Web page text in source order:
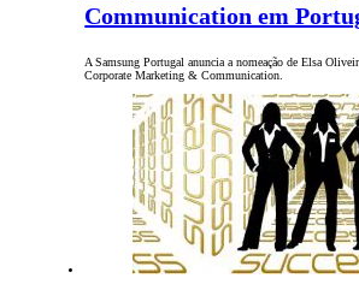
Communication em
A Samsung Portugal anuncia a nomeação de Elsa
Corporate Marketing & Communication.